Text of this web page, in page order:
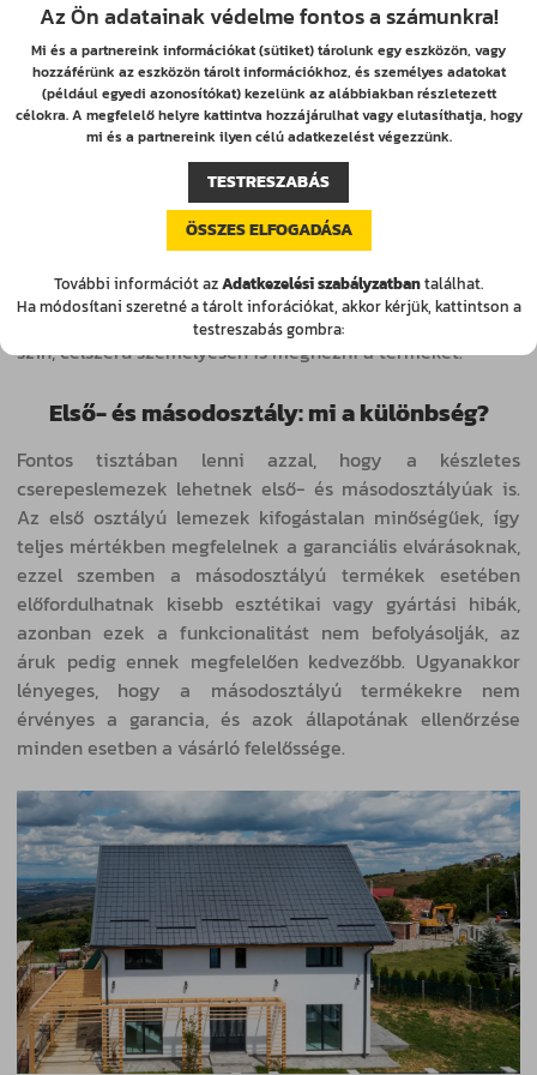
igényeknek megfelelő terméket válasszuk:
Pontos méretek ismerete: A legfontosabb a tetőfelület
pontos felmérése, hogy elkerülhető legyen a túl kevés –
vagy épp túl sok – lemez megvásárlása.
A tető lejtésszöge: A cserepeslemez bizonyos lejtésszög
alatt nem ajánlott, ezért érdemes szakértő véleményét
Kiegészítők beszerzése: Nem szabad megfeledkezni a
szegélyekről, gerincelemekről, csavarokról, fóliákról sem.
Színválasztás: Ha esztétikai szempontból meghatározó a
szín, célszerű személyesen is megnézni a terméket.
Első- és másodosztály: mi a különbség?
Fontos tisztában lenni azzal, hogy a készletes
cserepeslemezek lehetnek első- és másodosztályúak is.
Az első osztályú lemezek kifogástalan minőségűek, így
teljes mértékben megfelelnek a garanciális elvárásoknak,
ezzel szemben a másodosztályú termékek esetében
előfordulhatnak kisebb esztétikai vagy gyártási hibák,
azonban ezek a funkcionalitást nem befolyásolják, az
áruk pedig ennek megfelelően kedvezőbb. Ugyanakkor
lényeges, hogy a másodosztályú termékekre nem
érvényes a garancia, és azok állapotának ellenőrzése
minden esetben a vásárló felelőssége.
Az Ön adatainak védelme fontos a számunkra!
Mi és a partnereink információkat (sütiket) tárolunk egy eszközön, vagy
hozzáférünk az eszközön tárolt információkhoz, és személyes adatokat
(például egyedi azonosítókat) kezelünk az alábbiakban részletezett
célokra. A megfelelő helyre kattintva hozzájárulhat vagy elutasíthatja, hogy
mi és a partnereink ilyen célú adatkezelést végezzünk.
TESTRESZABÁS
ÖSSZES ELFOGADÁSA
További információt azAdatkezelési szabályzatbantalálhat.
Ha módosítani szeretné a tárolt inforációkat, akkor kérjük, kattintson a
testreszabás gombra: